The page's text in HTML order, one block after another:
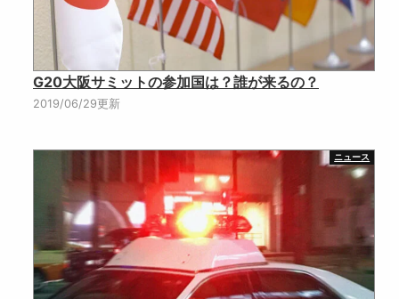
G20大阪サミットの参加国は？誰が来るの？
2019/06/29更新
ニュース